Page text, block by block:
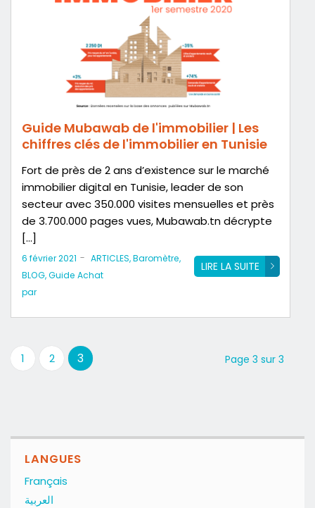
Guide Mubawab de l'immobilier | Les
chiffres clés de l'immobilier en Tunisie
Fort de près de 2 ans d’existence sur le marché
immobilier digital en Tunisie, leader de son
secteur avec 350.000 visites mensuelles et près
de 3.700.000 pages vues, Mubawab.tn décrypte
[…]
LIRE LA SUITE
6 février 2021 - ARTICLES,Baromètre,
BLOG,Guide Achat
par
Page 3 sur 3
1 2 3
LANGUES
Français
العربية